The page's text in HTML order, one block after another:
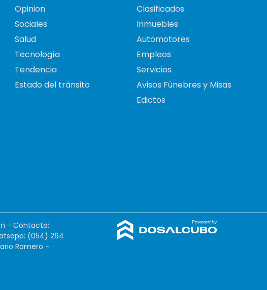
Opinion
Sociales
Salud
Tecnología
Tendencia
Estado del tránsito
Clasificados
Inmuebles
Automotores
Empleos
Servicios
Avisos Fúnebres y Misas
Edictos
- Contacto:
(054) 264
Romero -